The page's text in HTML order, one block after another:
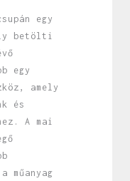
egy
betölti
egy
amely
és
A mai
műanyag